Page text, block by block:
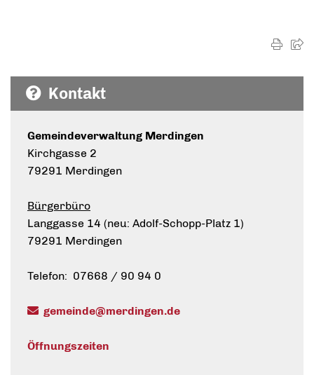
Kontakt
Gemeindeverwaltung Merdingen
Kirchgasse 2
79291 Merdingen
Bürgerbüro
Langgasse 14 (neu: Adolf-Schopp-Platz 1)
79291 Merdingen
Telefon: 07668 / 90 94 0
gemeinde@merdingen.de
Öffnungszeiten